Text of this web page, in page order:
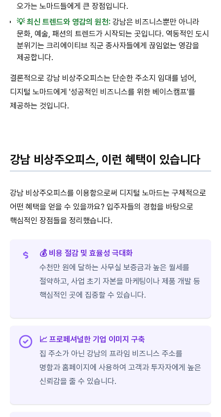
오가는 노마드들에게 큰 장점입니다.
💡 최신 트렌드와 영감의 원천: 강남은 비즈니스뿐만 아니라
문화, 예술, 패션의 트렌드가 시작되는 곳입니다. 역동적인 도시
분위기는 크리에이티브 직군 종사자들에게 끊임없는 영감을
제공합니다.
결론적으로 강남 비상주오피스는 단순한 주소지 임대를 넘어,
디지털 노마드에게 '성공적인 비즈니스를 위한 베이스캠프'를
제공하는 것입니다.
강남 비상주오피스, 이런 혜택이 있습니다
강남 비상주오피스를 이용함으로써 디지털 노마드는 구체적으로
어떤 혜택을 얻을 수 있을까요? 입주자들의 경험을 바탕으로
핵심적인 장점들을 정리했습니다.
💰 비용 절감 및 효율성 극대화
수천만 원에 달하는 사무실 보증금과 높은 월세를
절약하고, 사업 초기 자본을 마케팅이나 제품 개발 등
핵심적인 곳에 집중할 수 있습니다.
📈 프로페셔널한 기업 이미지 구축
집 주소가 아닌 강남의 프라임 비즈니스 주소를
명함과 홈페이지에 사용하여 고객과 투자자에게 높은
신뢰감을 줄 수 있습니다.